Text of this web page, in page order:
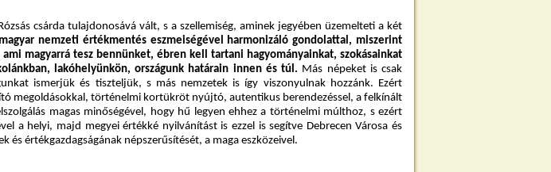
csárda tulajdonosává vált, s a szellemiség, aminek jegyében üzemelteti a két
nemzeti értékmentés eszmeiségével harmonizáló gondolattal, miszerint
magyarrá tesz bennünket, ébren kell tartani hagyományainkat, szokásainkat
lakóhelyünkön, országunk határain innen és túl. Más népeket is csak
ismerjük és tiszteljük, s más nemzetek is így viszonyulnak hozzánk. Ezért
megoldásokkal, történelmi kortükröt nyújtó, autentikus berendezéssel, a felkínált
magas minőségével, hogy hű legyen ehhez a történelmi múlthoz, s ezért
a helyi, majd megyei értékké nyilvánítást is ezzel is segítve Debrecen Városa és
és értékgazdagságának népszerűsítését, a maga eszközeivel.